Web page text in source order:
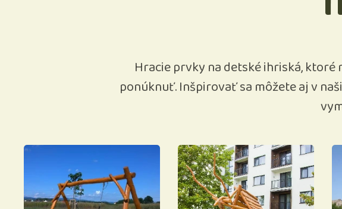
Hracie prvky na detské ihriská,
ponúknuť. Inšpirovať sa môžete aj v